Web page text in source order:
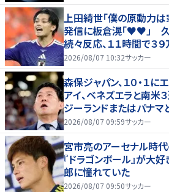
上田綺世「僕の原動力は
発信に板倉滉「♥♥」
続々反応、１１時間で３
2026/08/07 10:32サッカー
森保ジャパン、１０・１
アイ、ベネズエラと南
ジーランドまたはパナマ
2026/08/07 09:59サッカー
宮市亮のアーセナル時
『ドラゴンボール』が大
郎に憧れていた
2026/08/07 09:50サッカー